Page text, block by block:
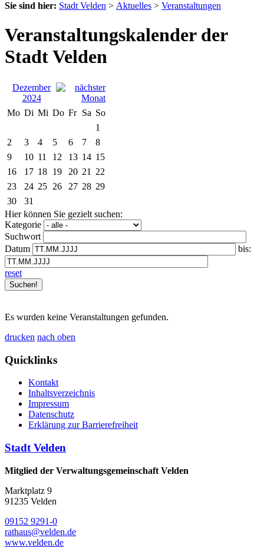
Sie sind hier: Stadt Velden > Aktuelles > Veranstaltungen
Veranstaltungskalender der
Stadt Velden
Dezember
2024
Mo Di Mi Do Fr Sa So
1
2
3 4 5 6 7
8
9
10 11 12 13 14 15
16
17 18 19 20 21
22
23
24 25 26 27 28 29
30
31
Hier können Sie gezielt suchen:
Kategorie
Suchwort
Datum
bis:
reset
Es wurden keine Veranstaltungen gefunden.
drucken nach oben
Quicklinks
Kontakt
Inhaltsverzeichnis
Impressum
Datenschutz
Erklärung zur Barrierefreiheit
Stadt Velden
Mitglied der Verwaltungsgemeinschaft Velden
Marktplatz 9
91235 Velden
09152 9291-0
rathaus@velden.de
www.velden.de